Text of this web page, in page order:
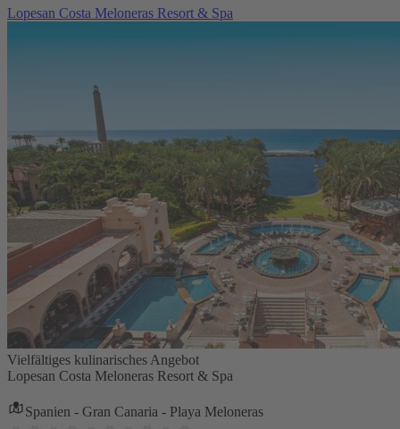
Lopesan Costa Meloneras Resort & Spa
Vielfältiges kulinarisches Angebot
Lopesan Costa Meloneras Resort & Spa
Spanien - Gran Canaria - Playa Meloneras